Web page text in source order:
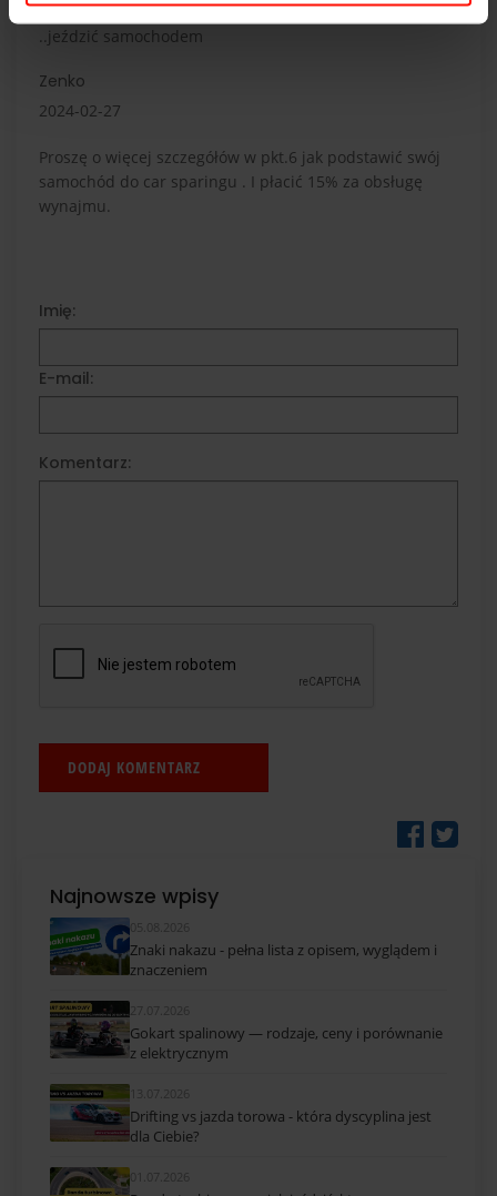
kierowca i spełnienie tego o czym marzę i kocham robić
..jeździć samochodem
Zenko
2024-02-27
Proszę o więcej szczegółów w pkt.6 jak podstawić swój
samochód do car sparingu . I płacić 15% za obsługę
wynajmu.
Imię:
E-mail:
Komentarz:
Najnowsze wpisy
05.08.2026
Znaki nakazu - pełna lista z opisem, wyglądem i
znaczeniem
27.07.2026
Gokart spalinowy — rodzaje, ceny i porównanie
z elektrycznym
13.07.2026
Drifting vs jazda torowa - która dyscyplina jest
dla Ciebie?
01.07.2026